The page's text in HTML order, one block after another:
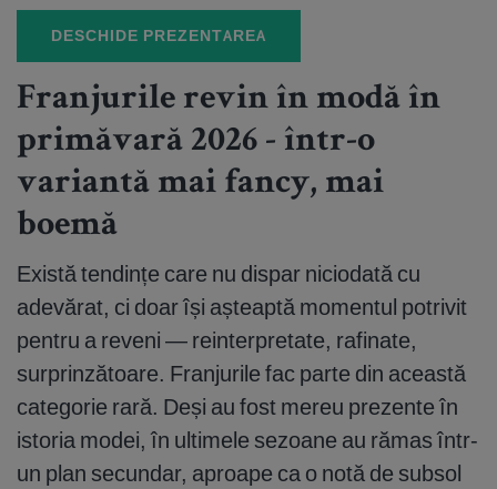
DESCHIDE PREZENTAREA
Franjurile revin în modă în
primăvară 2026 - într-o
variantă mai fancy, mai
boemă
Există tendințe care nu dispar niciodată cu
adevărat, ci doar își așteaptă momentul potrivit
pentru a reveni — reinterpretate, rafinate,
surprinzătoare. Franjurile fac parte din această
categorie rară. Deși au fost mereu prezente în
istoria modei, în ultimele sezoane au rămas într-
un plan secundar, aproape ca o notă de subsol